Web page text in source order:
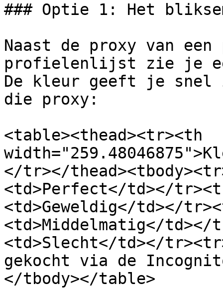
### Optie 1: Het
Naast de proxy van
profielenlijst zie je
De kleur geeft je snel
die proxy:
<table><thead><tr><th
</tr></
<td>Perfect</td></
<td>Geweldig</td></
<td>Middelmatig</td></
<td>Slecht</td></
gekocht via de
</tbody></table>